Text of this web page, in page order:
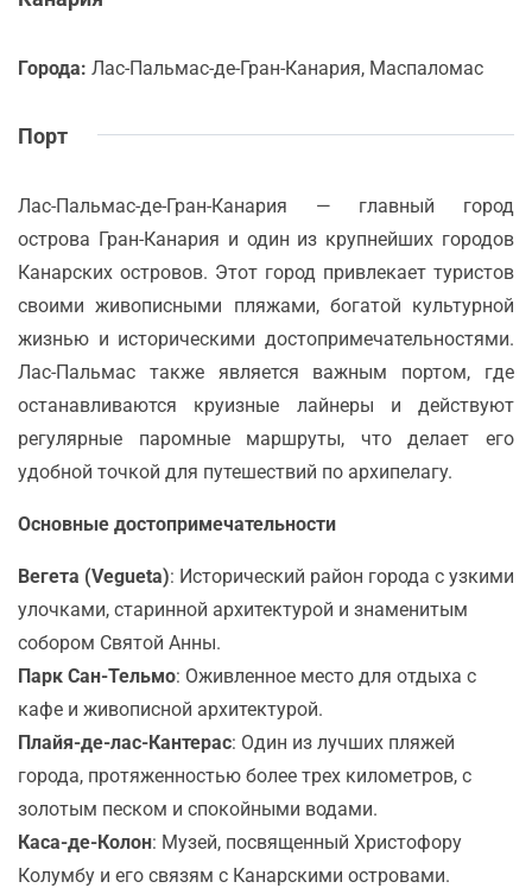
Города: Лас-Пальмас-де-Гран-Канария, Маспаломас
Порт
Лас-Пальмас-де-Гран-Канария — главный город
острова Гран-Канария и один из крупнейших городов
Канарских островов. Этот город привлекает туристов
своими живописными пляжами, богатой культурной
жизнью и историческими достопримечательностями.
Лас-Пальмас также является важным портом, где
останавливаются круизные лайнеры и действуют
регулярные паромные маршруты, что делает его
удобной точкой для путешествий по архипелагу.
Основные достопримечательности
Вегета (Vegueta): Исторический район города с узкими
улочками, старинной архитектурой и знаменитым
собором Святой Анны.
Парк Сан-Тельмо: Оживленное место для отдыха с
кафе и живописной архитектурой.
Плайя-де-лас-Кантерас: Один из лучших пляжей
города, протяженностью более трех километров, с
золотым песком и спокойными водами.
Каса-де-Колон: Музей, посвященный Христофору
Колумбу и его связям с Канарскими островами.